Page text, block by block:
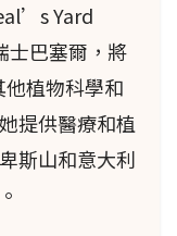
週提供有關活
英國物種。3
本土稀有藥用
方草藥師
Yard
士巴塞爾，將
植物科學和
提供醫療和植
斯山和意大利